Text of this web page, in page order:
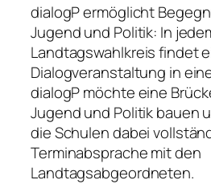
dialogP ermöglicht
Jugend und Politik: In
Landtagswahlkreis findet
Dialogveranstaltung in
dialogPmöchte eine
Jugend und Politik bauen
die Schulen dabei
Terminabsprache mit den
Landtagsabgeordneten.